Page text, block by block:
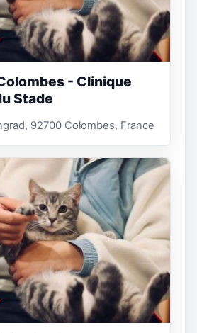
- Clinique
Stade
92700 Colombes, France